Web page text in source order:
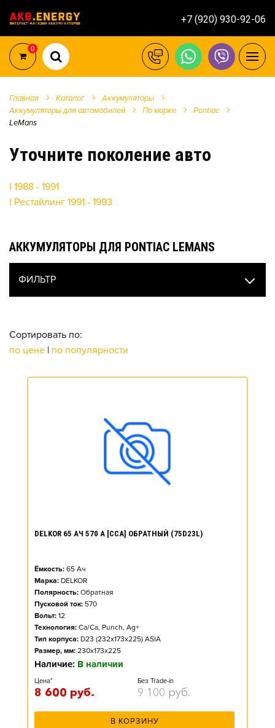
+7 (920) 930-92-06
0
Главная Каталог
Аккумуляторы
Аккумуляторы для автомобилей
По марке
Pontiac
LeMans
Уточните поколение авто
I 1988 - 1991
I Рестайлинг 1991 - 1993
АККУМУЛЯТОРЫ ДЛЯ PONTIAC LEMANS
ФИЛЬТР
Сортировать по:
по цене | по популярности
DELKOR 65 АЧ 570 А [CCA] ОБРАТНЫЙ (75D23L)
Ёмкость: 65 Ач
Марка: DELKOR
Полярность: Обратная
Пусковой ток: 570
Вольт: 12
Технология: Ca/Ca, Punch, Ag+
Тип корпуса: D23 (232x173x225) ASIA
Размер, мм: 230x173x225
Наличие: В наличии
Цена*
8 600 руб.
Без Trade-in
9 100 руб.
В КОРЗИНУ